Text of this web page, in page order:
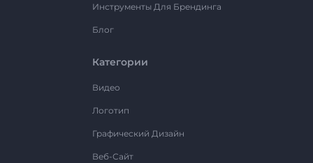
Инструменты Для Брендинга
Блог
Категории
Видео
Логотип
Графический Дизайн
Веб-Сайт